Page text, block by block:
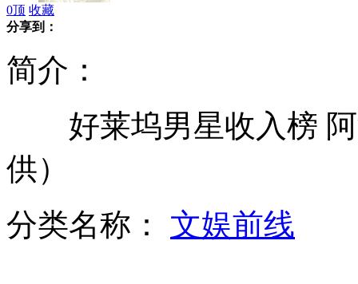
冰箱突然爆炸 炸穿24厘米厚砖墙
0顶 收藏
分享到：
简介：
好莱坞男星收入榜 阿
供）
分类名称： 文娱前线